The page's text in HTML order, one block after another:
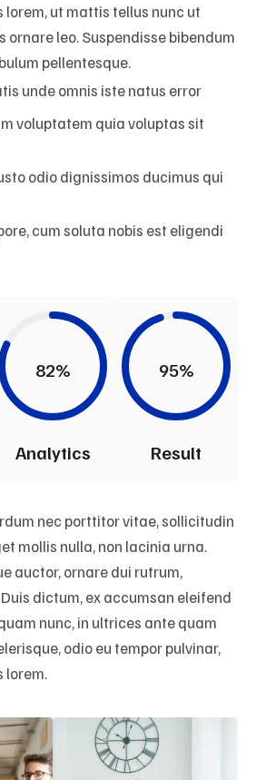
ut mattis tellus nunc ut
ornare leo. Suspendisse bibendum
pellentesque.
unde omnis iste natus error
voluptatem quia voluptas sit
odio dignissimos ducimus qui
cum soluta nobis est eligendi
82%
Analytics
95%
Result
nec porttitor vitae, sollicitudin
mollis nulla, non lacinia urna.
auctor, ornare dui rutrum,
dictum, ex accumsan eleifend
nunc, in ultrices ante quam
odio eu tempor pulvinar,
lorem.